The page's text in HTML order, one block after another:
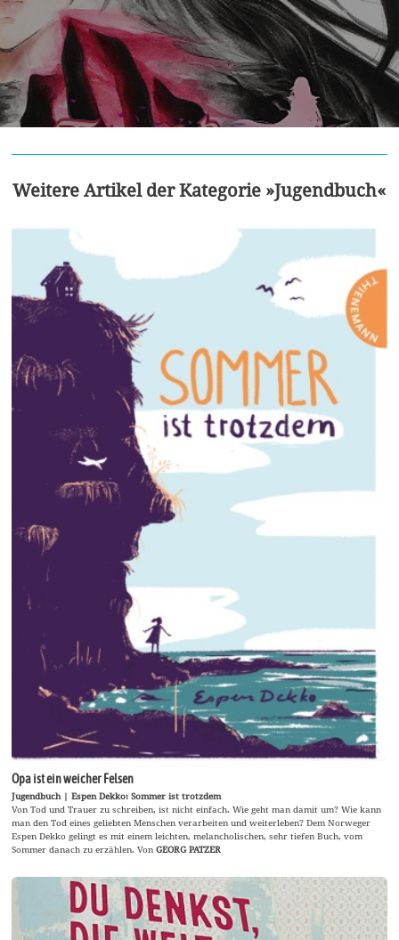
Weitere Artikel der Kategorie »Jugendbuch«
Opa ist ein weicher Felsen
Jugendbuch | Espen Dekko: Sommer ist trotzdem
Von Tod und Trauer zu schreiben, ist nicht einfach. Wie geht man damit um? Wie kann
man den Tod eines geliebten Menschen verarbeiten und weiterleben? Dem Norweger
Espen Dekko gelingt es mit einem leichten, melancholischen, sehr tiefen Buch, vom
Sommer danach zu erzählen. VonGEORG PATZER